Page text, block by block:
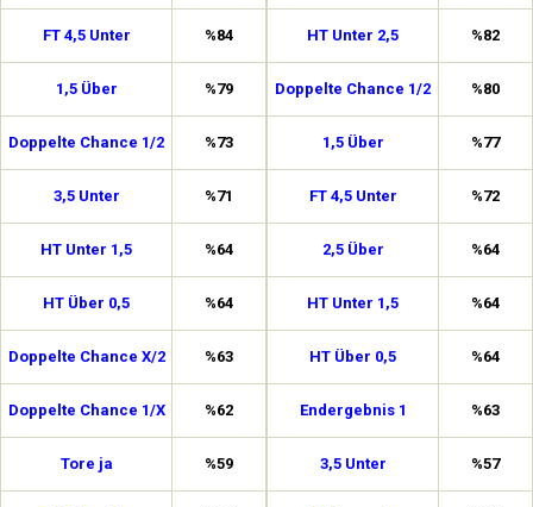
FT 4,5 Unter %84
1,5 Über %79
Doppelte Chance 1/2 %73
3,5 Unter %71
HT Unter 1,5 %64
HT Über 0,5 %64
Doppelte Chance X/2 %63
Doppelte Chance 1/X %62
Tore ja %59
HT Unter 2,5 %82
Doppelte Chance 1/2 %80
1,5 Über %77
FT 4,5 Unter %72
2,5 Über %64
HT Unter 1,5 %64
HT Über 0,5 %64
Endergebnis 1 %63
3,5 Unter %57